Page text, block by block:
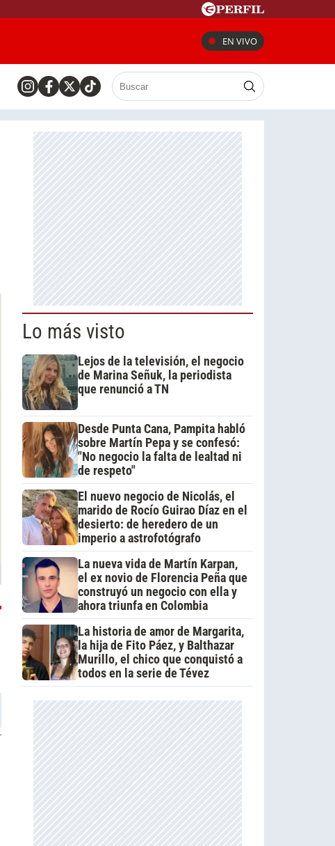
EN VIVO
Lo más visto
Lejos de la televisión, el negocio
de Marina Señuk, la periodista
que renunció a TN
Desde Punta Cana, Pampita habló
sobre Martín Pepa y se confesó:
"No negocio la falta de lealtad ni
de respeto"
El nuevo negocio de Nicolás, el
marido de Rocío Guirao Díaz en el
desierto: de heredero de un
imperio a astrofotógrafo
La nueva vida de Martín Karpan,
el ex novio de Florencia Peña que
construyó un negocio con ella y
ahora triunfa en Colombia
La historia de amor de Margarita,
la hija de Fito Páez, y Balthazar
Murillo, el chico que conquistó a
todos en la serie de Tévez